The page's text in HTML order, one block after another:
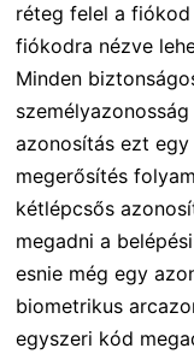
réteg felel a
fiókodra nézve
Minden
azonosítás ezt
megerősítés
kétlépcsős
megadni a
esnie még egy
biometrikus
egyszeri kód